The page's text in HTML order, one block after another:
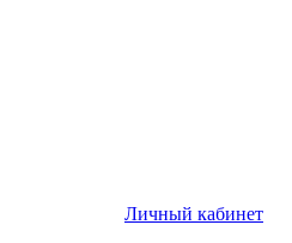
Личный кабинет